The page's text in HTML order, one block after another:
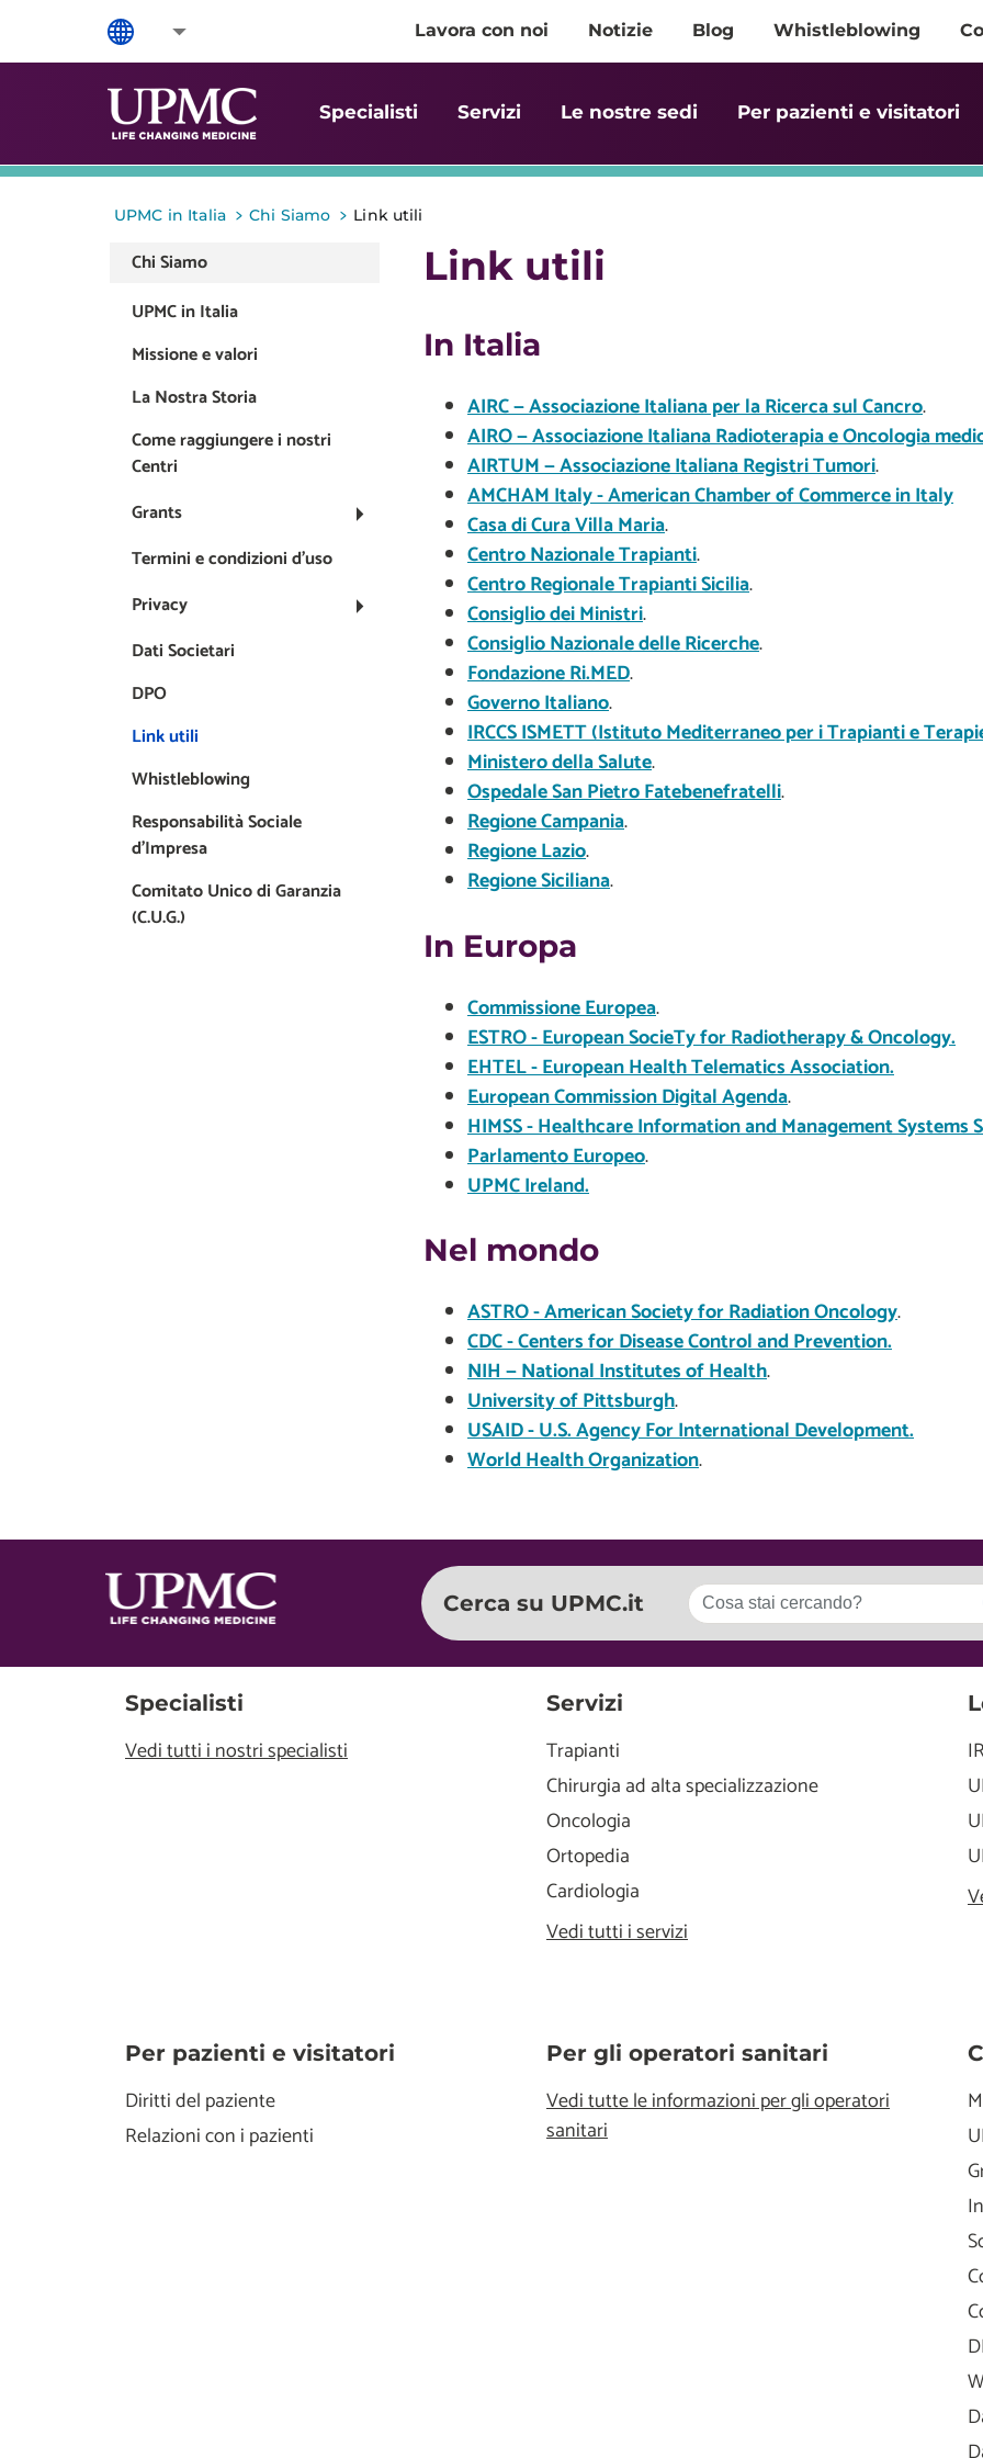
Lavora con noi Notizie Blog Whistleblowing
Specialisti Servizi Le nostre sedi Per pazienti e visitatori
UPMC in Italia > Chi Siamo > Link utili
Chi Siamo
UPMC in Italia
Missione e valori
La Nostra Storia
Come raggiungere i nostri
Centri
Grants
Termini e condizioni d’uso
Privacy
Dati Societari
DPO
Link utili
Whistleblowing
Responsabilità Sociale
d'Impresa
Comitato Unico di Garanzia
(C.U.G.)
Link utili
In Italia
AIRC — Associazione Italiana per la Ricerca sul Cancro.
AIRO — Associazione Italiana Radioterapia e Oncologia
AIRTUM — Associazione Italiana Registri Tumori.
AMCHAM Italy - American Chamber of Commerce in Italy
Casa di Cura Villa Maria.
Centro Nazionale Trapianti.
Centro Regionale Trapianti Sicilia.
Consiglio dei Ministri.
Consiglio Nazionale delle Ricerche.
Fondazione Ri.MED.
Governo Italiano.
IRCCS ISMETT (Istituto Mediterraneo per i Trapianti e
Ministero della Salute.
Ospedale San Pietro Fatebenefratelli.
Regione Campania.
Regione Lazio.
Regione Siciliana.
In Europa
Commissione Europea.
ESTRO - European SocieTy for Radiotherapy & Oncology.
EHTEL - European Health Telematics Association.
European Commission Digital Agenda.
HIMSS - Healthcare Information and Management Systems
Parlamento Europeo.
UPMC Ireland.
Nel mondo
ASTRO - American Society for Radiation Oncology.
CDC - Centers for Disease Control and Prevention.
NIH — National Institutes of Health.
University of Pittsburgh.
USAID - U.S. Agency For International Development.
World Health Organization.
Cerca su UPMC.it
Specialisti
Vedi tutti i nostri specialisti
Servizi
Trapianti
Chirurgia ad alta specializzazione
Oncologia
Ortopedia
Cardiologia
Vedi tutti i servizi
Per pazienti e visitatori
Diritti del paziente
Relazioni con i pazienti
Per gli operatori sanitari
Vedi tutte le informazioni per gli operatori
sanitari